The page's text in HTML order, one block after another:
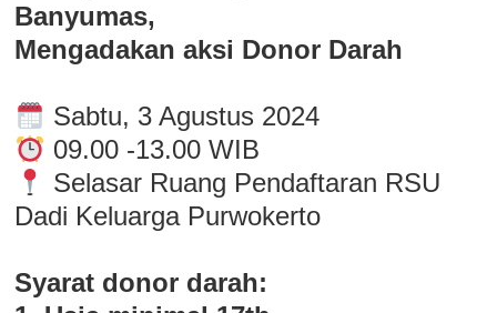
Banyumas,
Mengadakan aksi Donor Darah
Sabtu, 3 Agustus 2024
09.00 -13.00 WIB
Selasar Ruang Pendaftaran RSU
Dadi Keluarga Purwokerto
Syarat donor darah: